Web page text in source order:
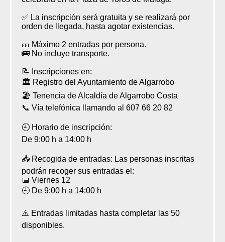
✅ La inscripción será gratuita y se realizará por
orden de llegada, hasta agotar existencias.
🎫 Máximo 2 entradas por persona.
🚌 No incluye transporte.
📝 Inscripciones en:
🏛️ Registro del Ayuntamiento de Algarrobo
🏖️ Tenencia de Alcaldía de Algarrobo Costa
📞 Vía telefónica llamando al 607 66 20 82
🕘 Horario de inscripción:
De 9:00 h a 14:00 h
📥 Recogida de entradas: Las personas inscritas
podrán recoger sus entradas el:
📅 Viernes 12
🕘 De 9:00 h a 14:00 h
⚠️ Entradas limitadas hasta completar las 50
disponibles.